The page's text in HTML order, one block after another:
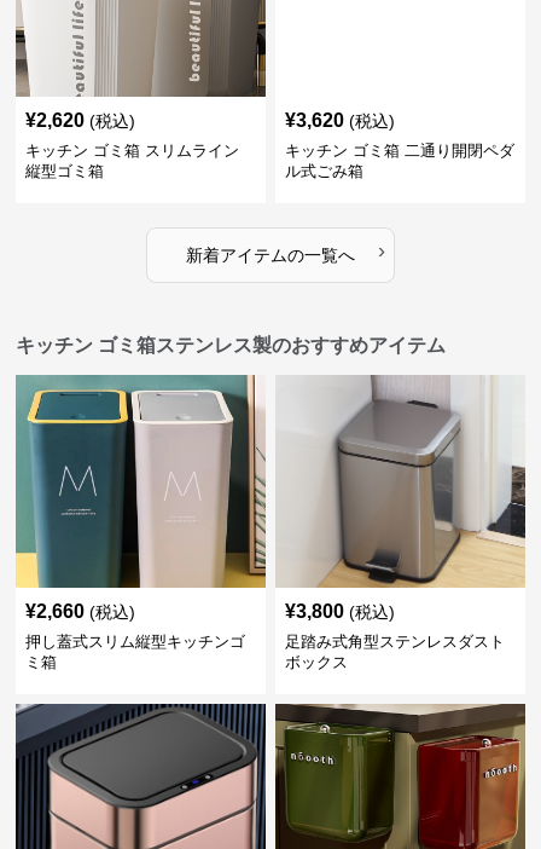
¥2,620 (税込)
キッチン ゴミ箱 スリムライン
縦型ゴミ箱
¥3,620 (税込)
キッチン ゴミ箱 二通り開閉ペダ
ル式ごみ箱
新着アイテムの一覧へ ›
キッチン ゴミ箱ステンレス製のおすすめアイテム
¥2,660 (税込)
押し蓋式スリム縦型キッチンゴ
ミ箱
¥3,800 (税込)
足踏み式角型ステンレスダスト
ボックス